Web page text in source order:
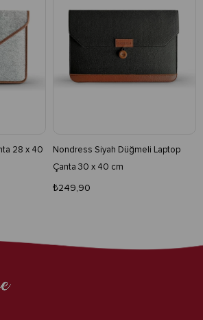
40
Nondress Siyah Düğmeli Laptop
Çanta 30 x 40 cm
₺249,90